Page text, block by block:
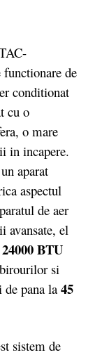
de
conditionat
cu o
o mare
in incapere.
aparat
aspectul
de aer
avansate, el
24000 BTU
si
pana la 45
sistem de